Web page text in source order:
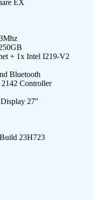
EX
+ 1x Intel I219-V2
Bluetooth
Controller
27"
23H723